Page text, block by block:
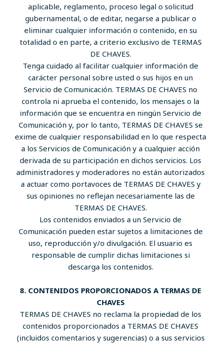
aplicable, reglamento, proceso legal o solicitud
gubernamental, o de editar, negarse a publicar o
eliminar cualquier información o contenido, en su
totalidad o en parte, a criterio exclusivo de TERMAS
DE CHAVES.
Tenga cuidado al facilitar cualquier información de
carácter personal sobre usted o sus hijos en un
Servicio de Comunicación. TERMAS DE CHAVES no
controla ni aprueba el contenido, los mensajes o la
información que se encuentra en ningún Servicio de
Comunicación y, por lo tanto, TERMAS DE CHAVES se
exime de cualquier responsabilidad en lo que respecta
a los Servicios de Comunicación y a cualquier acción
derivada de su participación en dichos servicios. Los
administradores y moderadores no están autorizados
a actuar como portavoces de TERMAS DE CHAVES y
sus opiniones no reflejan necesariamente las de
TERMAS DE CHAVES.
Los contenidos enviados a un Servicio de
Comunicación pueden estar sujetos a limitaciones de
uso, reproducción y/o divulgación. El usuario es
responsable de cumplir dichas limitaciones si
descarga los contenidos.
8. CONTENIDOS PROPORCIONADOS A TERMAS DE
CHAVES
TERMAS DE CHAVES no reclama la propiedad de los
contenidos proporcionados a TERMAS DE CHAVES
(incluidos comentarios y sugerencias) o a sus servicios